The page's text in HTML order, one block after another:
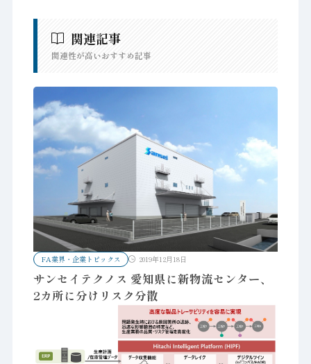
関連記事
関連性が高いおすすめ記事
FA業界・企業トピックス 2019年12月18日
サンセイテクノス 愛知県に新物流センター、
2カ所に分けリスク分散